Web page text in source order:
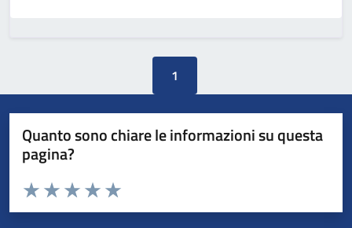
1
Quanto sono chiare le informazioni su questa
pagina?
Valuta da 1 a 5 stelle la pagina
Valuta 5 stelle su 5
Valuta 4 stelle su 5
Valuta 3 stelle su 5
Valuta 2 stelle su 5
Valuta 1 stelle su 5